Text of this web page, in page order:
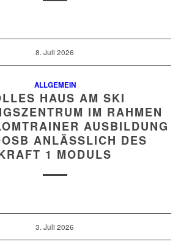
8. Juli 2026
ALLGEMEIN
HAUS AM SKI
IM RAHMEN
AUSBILDUNG
ANLÄSSLICH DES
1 MODULS
3. Juli 2026